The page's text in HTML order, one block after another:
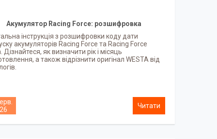
Акумулятор Racing Force: розшифровка
маркування
інструкція з розшифровки коду дати
акумуляторів Racing Force та Racing Force
Дізнайтеся, як визначити рік і місяць
а також відрізнити оригінал WESTA від